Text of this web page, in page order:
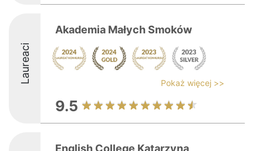
Laureaci
Akademia Małych Smoków
Pokaż więcej >>
9.5
English College Katarzyna